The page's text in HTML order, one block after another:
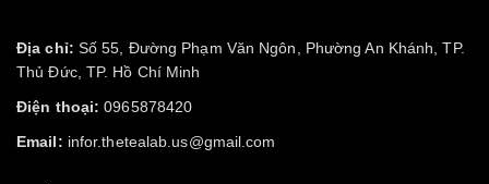
Địa chỉ: Số 55, Đường Phạm Văn Ngôn, Phường An Khánh, TP.
Thủ Đức, TP. Hồ Chí Minh
Điện thoại: 0965878420
Email: infor.thetealab.us@gmail.com